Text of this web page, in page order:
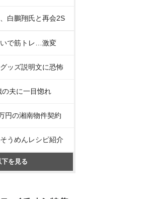
白鵬翔氏と再会2S
で筋トレ…激変
ッズ説明文に恐怖
夫に一目惚れ
円の湘南物件契約
うめんレシピ紹介
を見る